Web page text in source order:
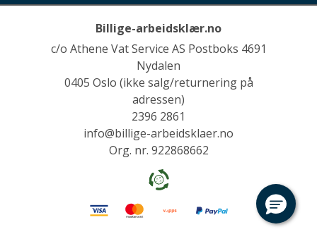
Billige-arbeidsklær.no
c/o Athene Vat Service AS Postboks 4691
Nydalen
0405 Oslo (ikke salg/returnering på
adressen)
2396 2861
info@billige-arbeidsklaer.no
Org. nr. 922868662